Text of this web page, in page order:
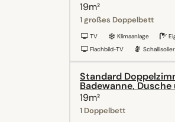
19m²
1 großes Doppelbett
TV Klimaanlage
Flachbild-TV
Standard
Badewanne, Dusche
19m²
1 Doppelbett